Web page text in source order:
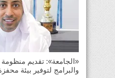
«الجامعة»: تقديم
والبرامج لتوفير بيئة محفزة